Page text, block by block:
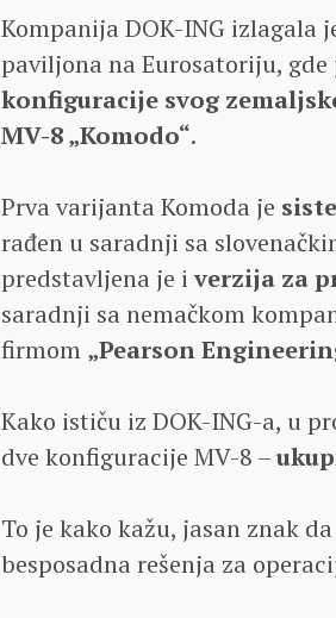
Kompanija DOK-ING izlagala
paviljona na Eurosatoriju,
konfiguracije svog
MV-8 „Komodo“.
Prva varijanta Komoda je
rađen u saradnji sa
predstavljena je iverzija za
saradnji sa nemačkom
firmom „Pearson
Kako ističu iz DOK-ING-a, u
dve konfiguracije MV-8 –
To je kako kažu, jasan znak
besposadna rešenja za